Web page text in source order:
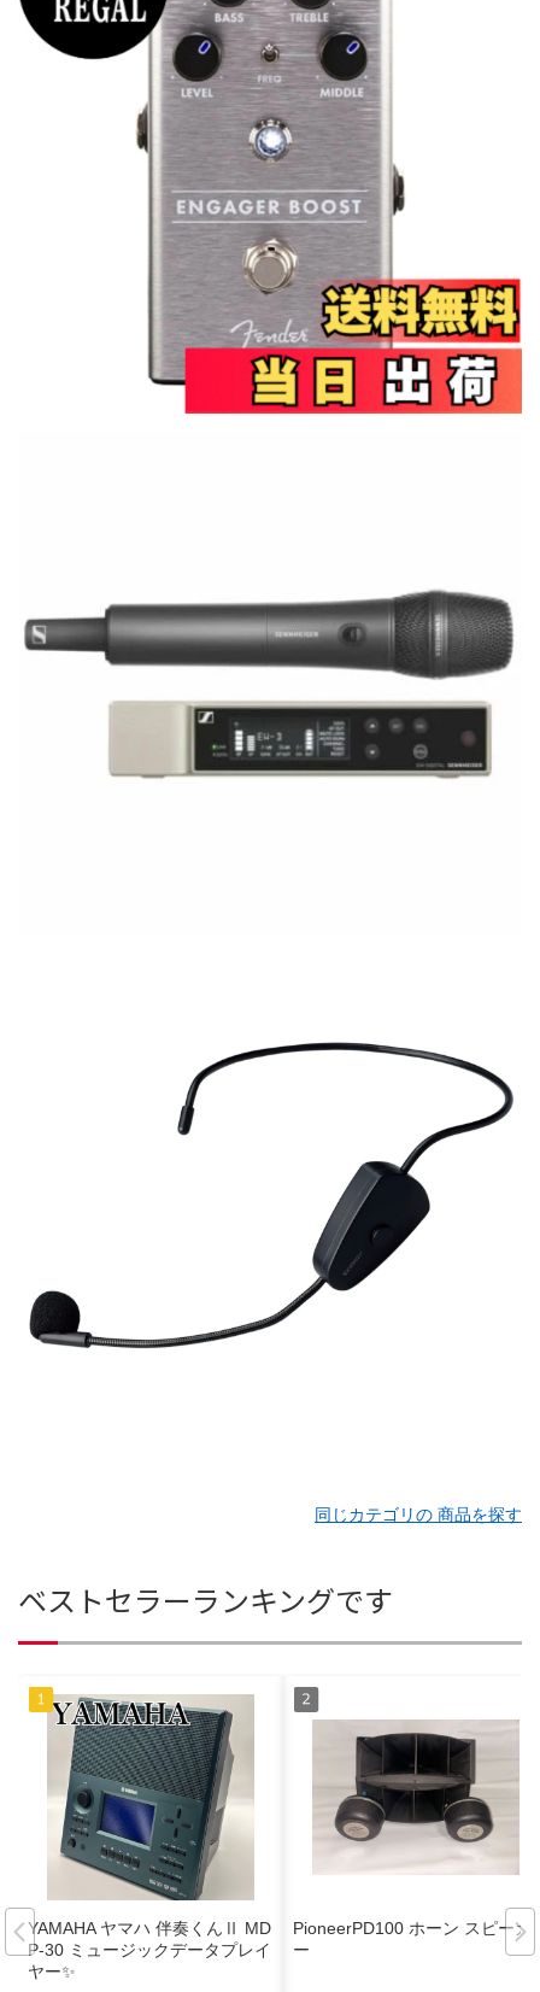
同じカテゴリの 商品を探す
ベストセラーランキングです
YAMAHA ヤマハ 伴奏くんⅡ MD
P-30 ミュージックデータプレイ
ヤー✨️
PioneerPD100 ホーン スピーカ
ー